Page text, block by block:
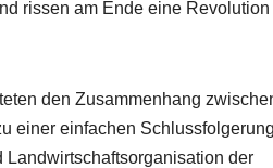
rissen am Ende eine Revolution
den Zusammenhang
einer einfachen
der